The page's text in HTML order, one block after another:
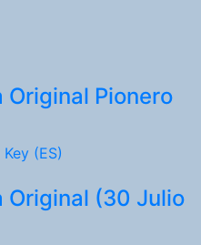
Pionero
(ES)
Original (30 Julio